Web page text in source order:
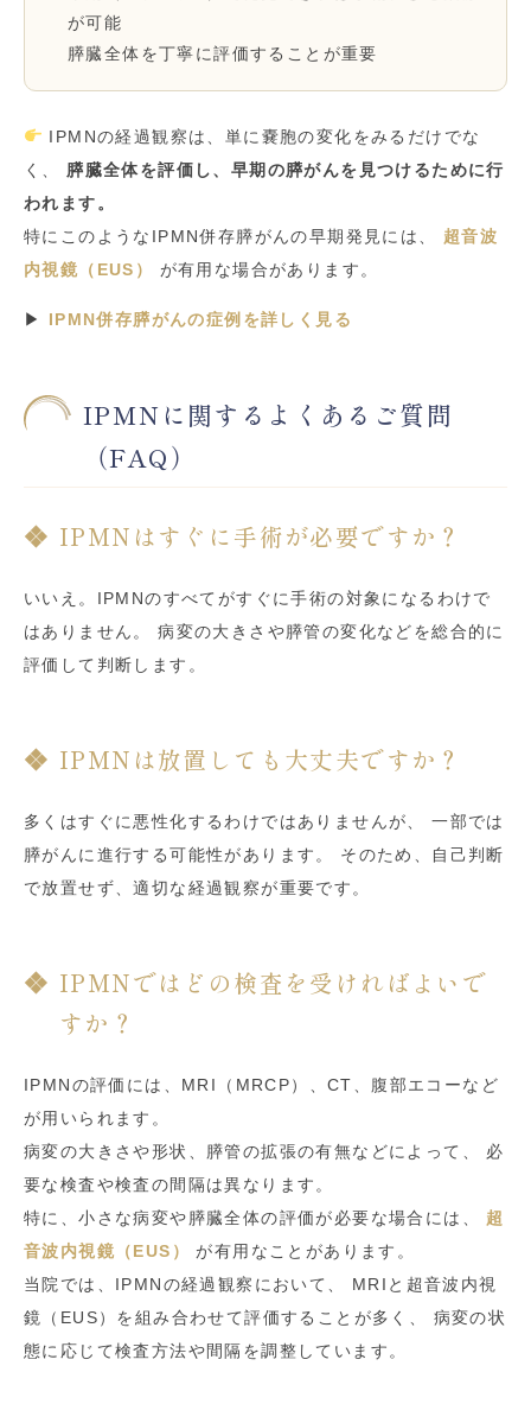
が可能
膵臓全体を丁寧に評価することが重要
IPMNの経過観察は、単に嚢胞の変化をみるだけでな
く、 膵臓全体を評価し、早期の膵がんを見つけるために行
われます。
特にこのようなIPMN併存膵がんの早期発見には、 超音波
内視鏡（EUS） が有用な場合があります。
▶ IPMN併存膵がんの症例を詳しく見る
IPMNに関するよくあるご質問
（FAQ）
IPMNはすぐに手術が必要ですか？
いいえ。IPMNのすべてがすぐに手術の対象になるわけで
はありません。 病変の大きさや膵管の変化などを総合的に
評価して判断します。
IPMNは放置しても大丈夫ですか？
多くはすぐに悪性化するわけではありませんが、 一部では
膵がんに進行する可能性があります。 そのため、自己判断
で放置せず、適切な経過観察が重要です。
IPMNではどの検査を受ければよいで
すか？
IPMNの評価には、MRI（MRCP）、CT、腹部エコーなど
が用いられます。
病変の大きさや形状、膵管の拡張の有無などによって、 必
要な検査や検査の間隔は異なります。
特に、小さな病変や膵臓全体の評価が必要な場合には、 超
音波内視鏡（EUS）が有用なことがあります。
当院では、IPMNの経過観察において、 MRIと超音波内視
鏡（EUS）を組み合わせて評価することが多く、 病変の状
態に応じて検査方法や間隔を調整しています。